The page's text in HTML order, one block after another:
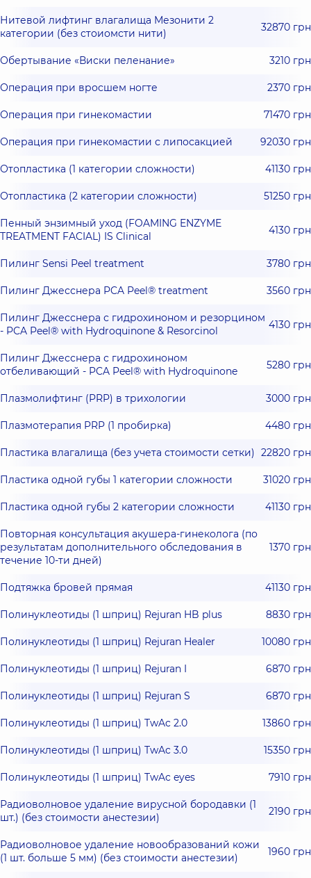
Нитевой лифтинг влагалища Мезонити 2
категории (без стоиомсти нити)
32870 грн
Обертывание «Виски пеленание» 3210 грн
Операция при вросшем ногте 2370 грн
Операция при гинекомастии 71470 грн
Операция при гинекомастии с липосакцией 92030 грн
Отопластика (1 категории сложности) 41130 грн
Отопластика (2 категории сложности) 51250 грн
Пенный энзимный уход (FOAMING ENZYME
TREATMENT FACIAL) IS Clinical
4130 грн
Пилинг Sensi Peel treatment 3780 грн
Пилинг Джесснера PCA Peel® treatment 3560 грн
Пилинг Джесснера с гидрохиноном и резорцином
- PCA Peel® with Hydroquinone & Resorcinol
4130 грн
Пилинг Джесснера с гидрохиноном
отбеливающий - PCA Peel® with Hydroquinone
5280 грн
Плазмолифтинг (PRP) в трихологии 3000 грн
Плазмотерапия PRP (1 пробирка) 4480 грн
Пластика влагалища (без учета стоимости сетки) 22820 грн
Пластика одной губы 1 категории сложности 31020 грн
Пластика одной губы 2 категории сложности 41130 грн
Повторная консультация акушера-гинеколога (по
результатам дополнительного обследования в
течение 10-ти дней)
1370 грн
Подтяжка бровей прямая 41130 грн
Полинуклеотиды (1 шприц) Rejuran HB plus 8830 грн
Полинуклеотиды (1 шприц) Rejuran Healer 10080 грн
Полинуклеотиды (1 шприц) Rejuran I 6870 грн
Полинуклеотиды (1 шприц) Rejuran S 6870 грн
Полинуклеотиды (1 шприц) TwAc 2.0 13860 грн
Полинуклеотиды (1 шприц) TwAc 3.0 15350 грн
Полинуклеотиды (1 шприц) TwAc eyes 7910 грн
Радиоволновое удаление вирусной бородавки (1
шт.) (без стоимости анестезии)
2190 грн
Радиоволновое удаление новообразований кожи
(1 шт. больше 5 мм) (без стоимости анестезии)
1960 грн